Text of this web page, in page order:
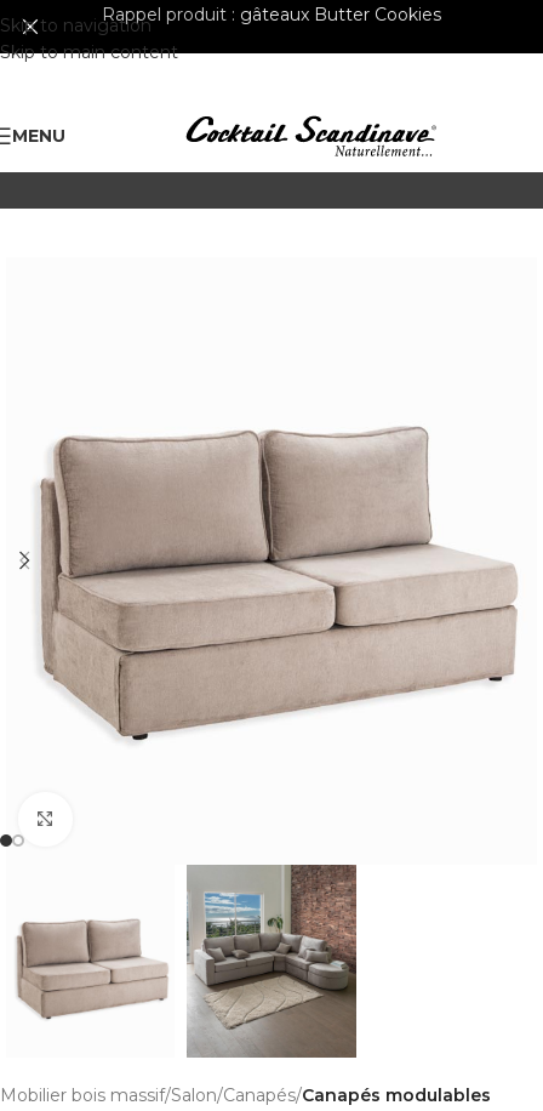
Skip to navigation
Skip to main content
Rappel produit : gâteaux Butter Cookies
MENU
Mobilier bois massif Salon Canapés Canapés modulables